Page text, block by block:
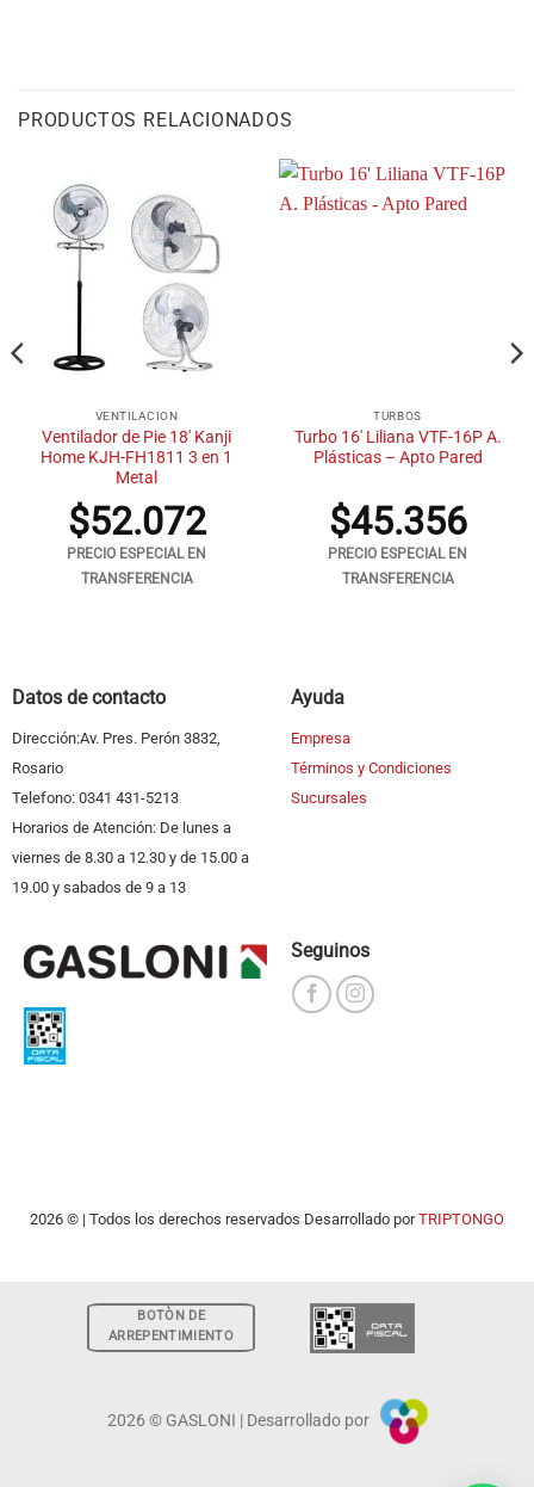
PRODUCTOS RELACIONADOS
VENTILACION
Ventilador de Pie 18′ Kanji
Home KJH-FH1811 3 en 1
Metal
$52.072
PRECIO ESPECIAL EN
TRANSFERENCIA
TURBOS
Turbo 16′ Liliana VTF-16P A.
Plásticas – Apto Pared
$45.356
PRECIO ESPECIAL EN
TRANSFERENCIA
Datos de contacto
Dirección:Av. Pres. Perón 3832,
Rosario
Telefono: 0341 431-5213
Horarios de Atención: De lunes a
viernes de 8.30 a 12.30 y de 15.00 a
19.00 y sabados de 9 a 13
Ayuda
Empresa
Términos y Condiciones
Sucursales
Seguinos
2026 © | Todos los derechos reservados Desarrollado porTRIPTONGO
BOTÒN DE
ARREPENTIMIENTO
2026 © GASLONI | Desarrollado por